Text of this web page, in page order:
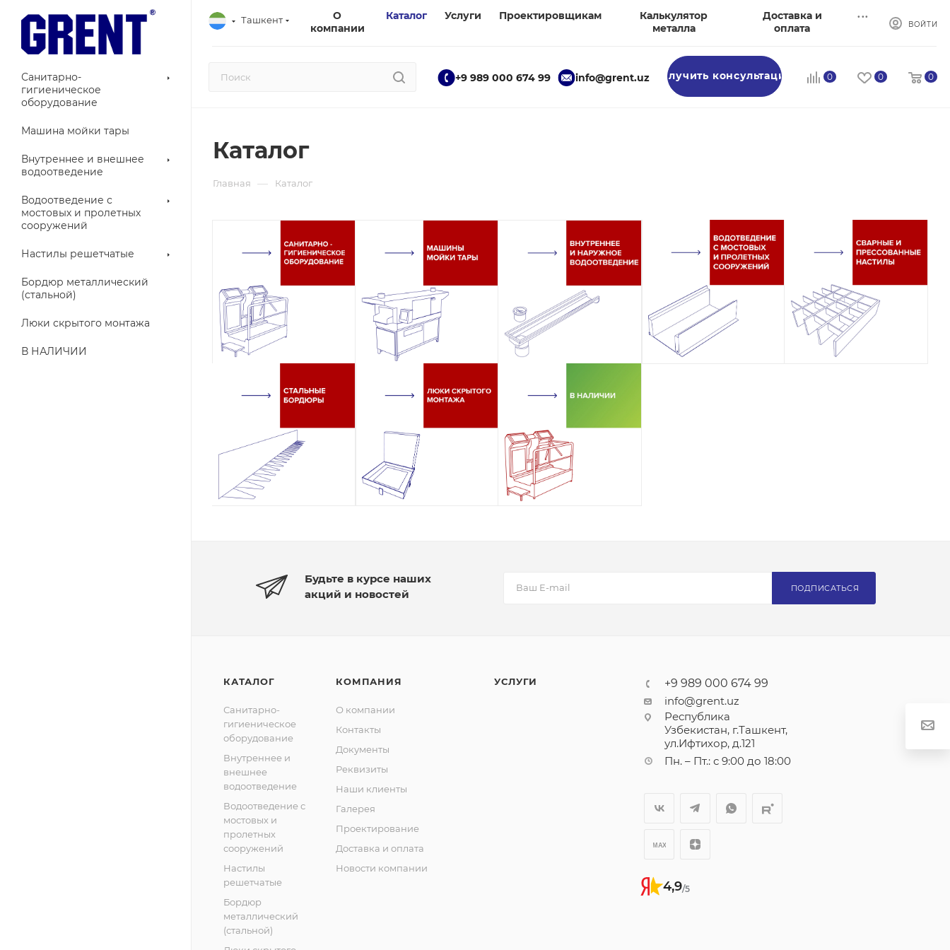
Ташкент
О
компании
Каталог Услуги Проектировщикам
Калькулятор
металла
Доставка и
оплата
...
ВОЙТИ
+9 989 000 674 99 info@grent.uz Получить консультацию 0 0 0
Санитарно-
гигиеническое
оборудование
Машина мойки тары
Внутреннее и внешнее
водоотведение
Водоотведение с
мостовых и пролетных
сооружений
Настилы решетчатые
Бордюр металлический
(стальной)
Люки скрытого монтажа
В НАЛИЧИИ
Каталог
Главная — Каталог
Будьте в курсе наших
акций и новостей
ПОДПИСАТЬСЯ
КАТАЛОГ
Санитарно-
гигиеническое
оборудование
Внутреннее и
внешнее
водоотведение
Водоотведение с
мостовых и
пролетных
сооружений
Настилы
решетчатые
Бордюр
металлический
(стальной)
КОМПАНИЯ
О компании
Контакты
Документы
Реквизиты
Наши клиенты
Галерея
Проектирование
Доставка и оплата
Новости компании
УСЛУГИ
+9 989 000 674 99
info@grent.uz
Республика
Узбекистан, г.Ташкент,
ул.Ифтихор, д.121
Пн. – Пт.: с 9:00 до 18:00
4,9/5